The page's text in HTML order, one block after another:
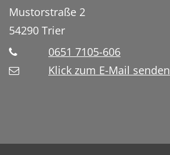
Mustorstraße 2
54290 Trier
0651 7105-606
Klick zum E-Mail senden